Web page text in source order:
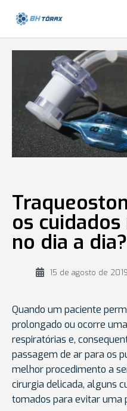
os
no dia a dia?
15 de agosto de 2019
Quando um paciente
prolongado ou ocorre
respiratórias e,
passagem de ar para os
melhor procedimento a
cirurgia delicada, alguns
tomados para evitar uma